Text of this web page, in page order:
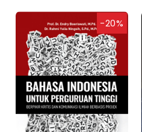
-20%